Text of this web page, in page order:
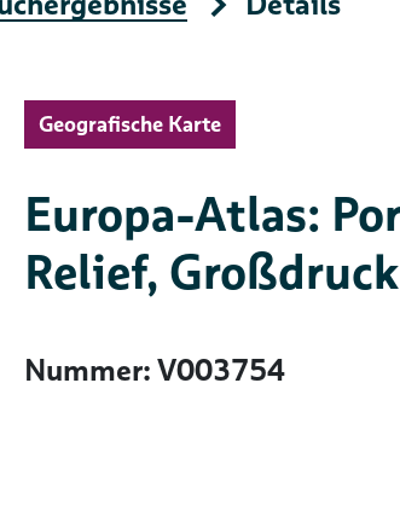
Geografische Karte
Europa-Atlas:
Relief, Großdruck
Nummer: V003754